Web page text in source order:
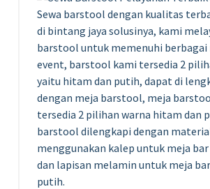
Sewa barstool dengan kualitas
di bintang jaya solusinya, kami
barstool untuk memenuhi berbagai
event, barstool kami tersedia 2
yaitu hitam dan putih, dapat di
dengan meja barstool, meja
tersedia 2 pilihan warna hitam dan
barstool dilengkapi dengan
menggunakan kalep untuk meja
dan lapisan melamin untuk meja
putih.